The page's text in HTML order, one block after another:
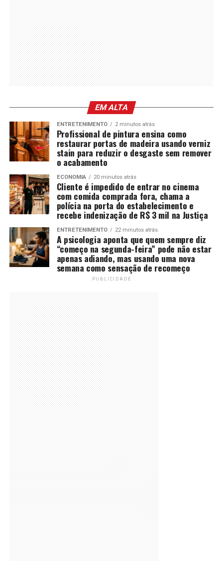
EM ALTA
ENTRETENIMENTO 2 minutos atrás
Profissional de pintura ensina como
restaurar portas de madeira usando verniz
stain para reduzir o desgaste sem remover
o acabamento
ECONOMIA 20 minutos atrás
Cliente é impedido de entrar no cinema
com comida comprada fora, chama a
polícia na porta do estabelecimento e
recebe indenização de R$ 3 mil na Justiça
ENTRETENIMENTO 22 minutos atrás
A psicologia aponta que quem sempre diz
“começo na segunda-feira” pode não estar
apenas adiando, mas usando uma nova
semana como sensação de recomeço
PUBLICIDADE